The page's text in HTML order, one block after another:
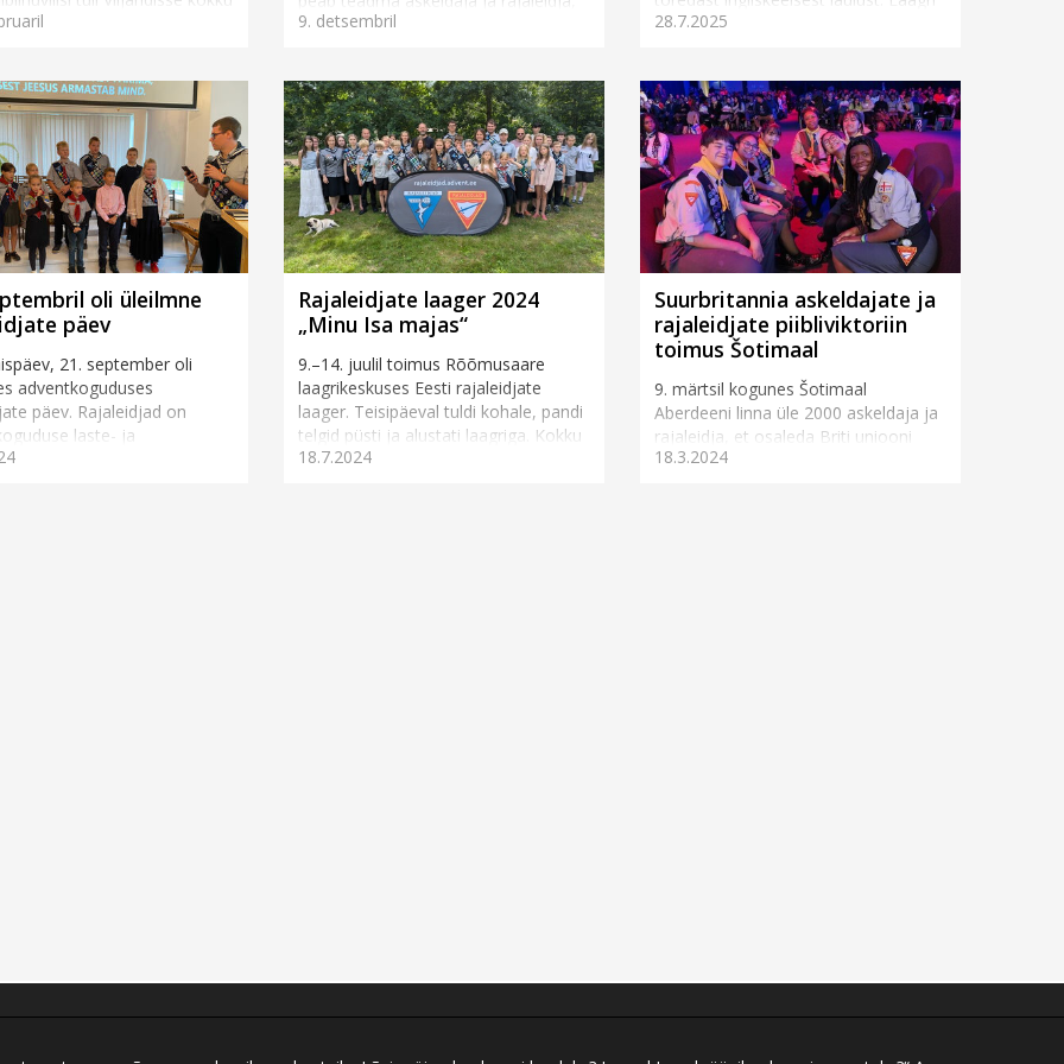
Tartust ja Põltsamaalt.
kes soovib täita tähtede ja
9. detsembril
üks eestvedajaid Eric Richar...
28.7.2025
oli üleilmne
päev
21. september oli
adventkoguduses
päev. Rajaleidjad on
laste- ja
mis tegutseb
Rajaleidjate laager 2024
„Minu Isa majas“
9.–14. juulil toimus Rõõmusaare
laagrikeskuses Eesti rajaleidjate
laager. Teisipäeval tuldi kohale, pandi
telgid püsti ja alustati laagriga. Kokku
oli umbes 30 laagrilist...
18.7.2024
Suurbritannia askeldajate ja
rajaleidjate piibliviktoriin
toimus Šotimaal
9. märtsil kogunes Šotimaal
Aberdeeni linna üle 2000 askeldaja ja
rajaleidja, et osaleda Briti uniooni
populaarses ülemaailmses
18.3.2024